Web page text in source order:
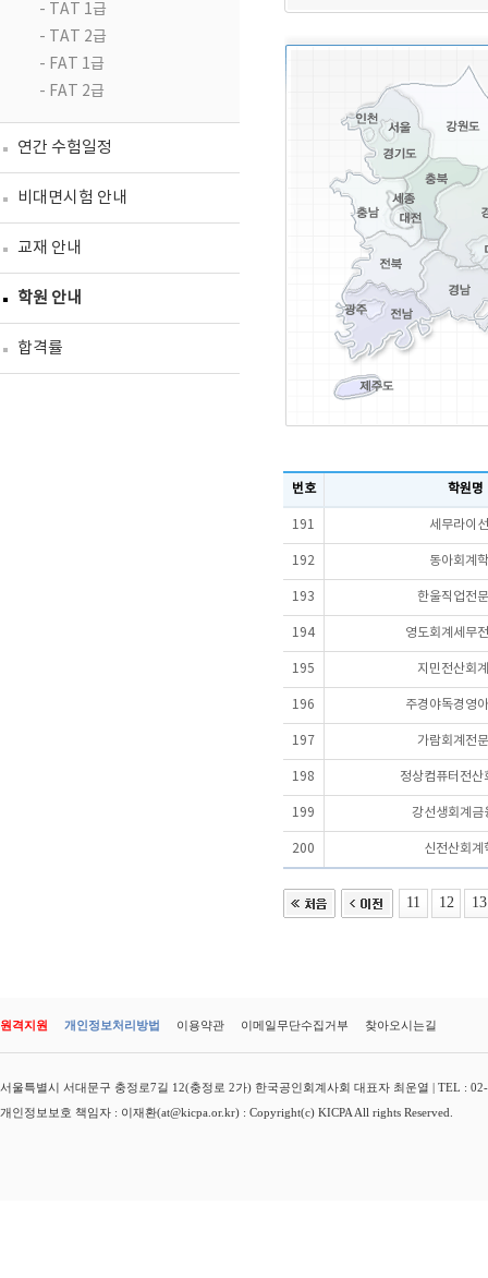
- TAT 1급
- TAT 2급
- FAT 1급
- FAT 2급
연간 수험일정
비대면시험 안내
교재 안내
학원 안내
합격률
번호 학원명
191 세무라이
192 동아회계
193 한울직업전
194 영도회계세무
195 지민전산회
196 주경야독경영
197 가람회계전
198 정상컴퓨터전산
199 강선생회계금
200 신전산회계
11 12 13
원격지원 개인정보처리방법 이용약관 이메일무단수집거부 찾아오시는길
서울특별시 서대문구 충정로7길 12(충정로 2가) 한국공인회계사회 대표자 최운열 | TEL :
개인정보보호 책임자 : 이재환(at@kicpa.or.kr) : Copyright(c) KICPA All rights Reserved.